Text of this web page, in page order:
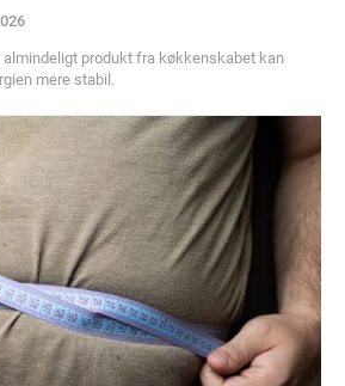
almindeligt produkt fra køkkenskabet kan
mere stabil.